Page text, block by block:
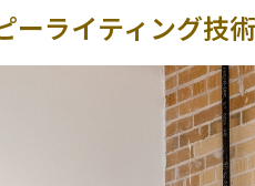
ーライティング技